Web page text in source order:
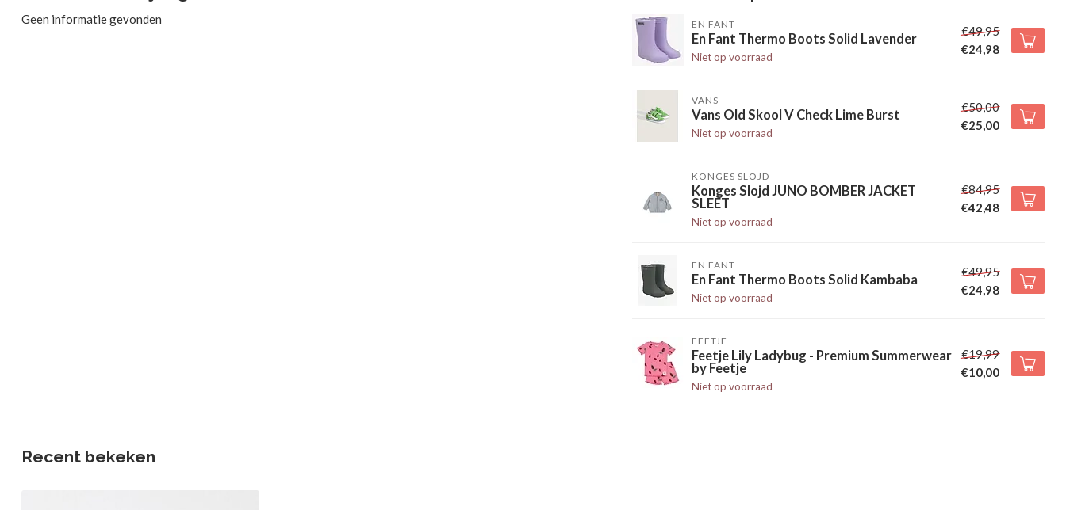
Geen informatie gevonden EN FANT
En Fant Thermo Boots Solid Lavender
Niet op voorraad
€49,95
€24,98
VANS
Vans Old Skool V Check Lime Burst
Niet op voorraad
€50,00
€25,00
KONGES SLOJD
Konges Slojd JUNO BOMBER JACKET
SLEET
Niet op voorraad
€84,95
€42,48
EN FANT
En Fant Thermo Boots Solid Kambaba
Niet op voorraad
€49,95
€24,98
FEETJE
Feetje Lily Ladybug - Premium Summerwear
by Feetje
Niet op voorraad
€19,99
€10,00
Recent bekeken